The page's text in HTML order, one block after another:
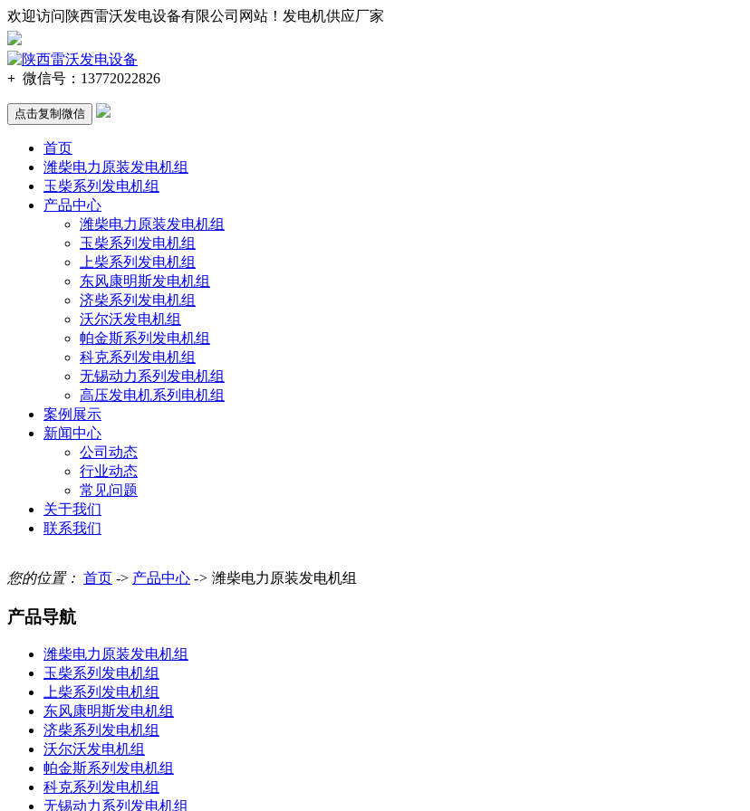
欢迎访问陕西雷沃发电设备有限公司网站！发电机供应厂家
+ 微信号： 13772022826
点击复制微信
首页
潍柴电力原装发电机组
玉柴系列发电机组
产品中心
潍柴电力原装发电机组
玉柴系列发电机组
上柴系列发电机组
东风康明斯发电机组
济柴系列发电机组
沃尔沃发电机组
帕金斯系列发电机组
科克系列发电机组
无锡动力系列发电机组
高压发电机系列电机组
案例展示
新闻中心
公司动态
行业动态
常见问题
关于我们
联系我们
您的位置： 首页 -> 产品中心 -> 潍柴电力原装发电机组
产品导航
潍柴电力原装发电机组
玉柴系列发电机组
上柴系列发电机组
东风康明斯发电机组
济柴系列发电机组
沃尔沃发电机组
帕金斯系列发电机组
科克系列发电机组
无锡动力系列发电机组